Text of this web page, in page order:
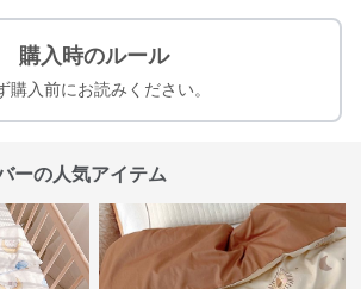
購入時のルール
購入前にお読みください。
ーの人気アイテム